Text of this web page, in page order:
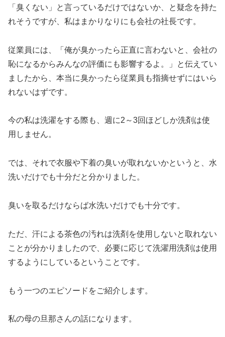
「臭くない」と言っているだけではないか、と疑念を持た
れそうですが、私はまかりなりにも会社の社長です。
従業員には、「俺が臭かったら正直に言わないと、会社の
恥になるからみんなの評価にも影響するよ。」と伝えてい
ましたから、本当に臭かったら従業員も指摘せずにはいら
れないはずです。
今の私は洗濯をする際も、週に2～3回ほどしか洗剤は使
用しません。
では、それで衣服や下着の臭いが取れないかというと、水
洗いだけでも十分だと分かりました。
臭いを取るだけならば水洗いだけでも十分です。
ただ、汗による茶色の汚れは洗剤を使用しないと取れない
ことが分かりましたので、必要に応じて洗濯用洗剤は使用
するようにしているということです。
もう一つのエピソードをご紹介します。
私の母の旦那さんの話になります。